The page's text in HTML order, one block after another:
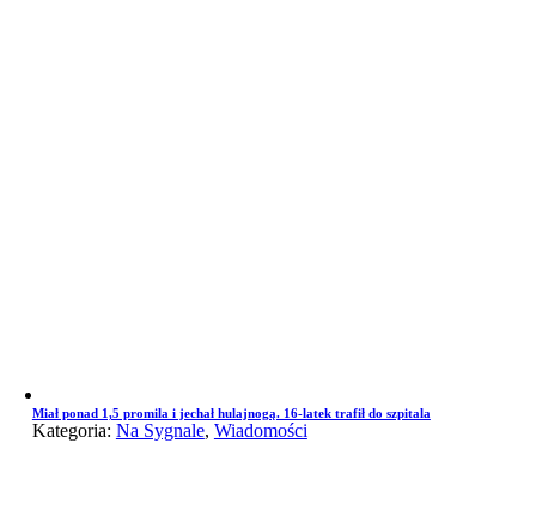
Miał ponad 1,5 promila i jechał hulajnogą. 16-latek trafił do szpitala
Kategoria: Na Sygnale, Wiadomości